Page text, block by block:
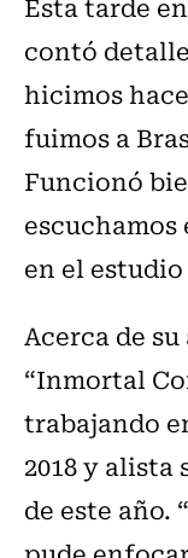
contó
hicimos
fuimos a
Funcionó
en el
Acerca de
“Inmortal
trabajando
2018 y
de este año.